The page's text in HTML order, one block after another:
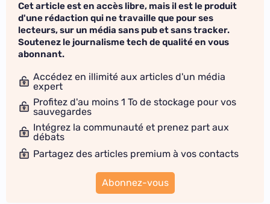
Cet article est en accès libre, mais il est le produit
d'une rédaction qui ne travaille que pour ses
lecteurs, sur un média sans pub et sans tracker.
Soutenez le journalisme tech de qualité en vous
abonnant.
Accédez en illimité aux articles d'un média
expert
Profitez d'au moins 1 To de stockage pour vos
sauvegardes
Intégrez la communauté et prenez part aux
débats
Partagez des articles premium à vos contacts
Abonnez-vous